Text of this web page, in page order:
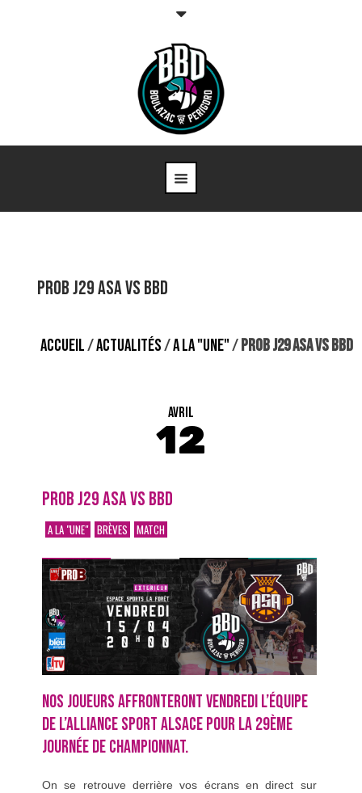
ProB J29 ASA vs BBD
ACCUEIL/ACTUALITÉS/A LA "UNE"/ PROB J29 ASA VS BBD
AVRIL
12
PROB J29 ASA VS BBD
A LA "UNE" BRÈVES MATCH
NOS JOUEURS AFFRONTERONT VENDREDI L’ÉQUIPE
DE L’ALLIANCE SPORT ALSACE POUR LA 29ÈME
JOURNÉE DE CHAMPIONNAT.
On se retrouve derrière vos écrans en direct sur